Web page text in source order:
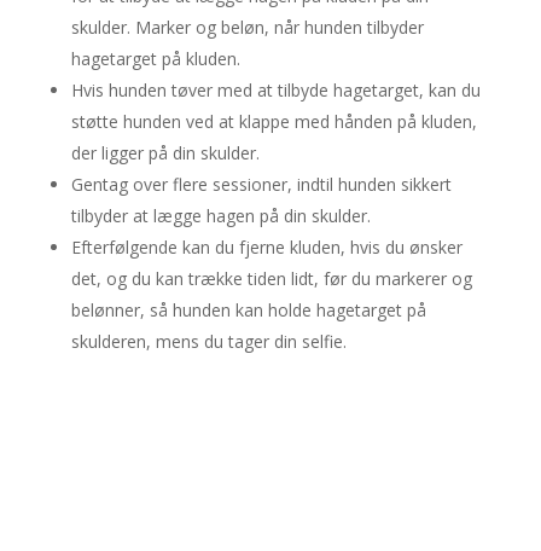
skulder. Marker og beløn, når hunden tilbyder
hagetarget på kluden.
Hvis hunden tøver med at tilbyde hagetarget, kan du
støtte hunden ved at klappe med hånden på kluden,
der ligger på din skulder.
Gentag over flere sessioner, indtil hunden sikkert
tilbyder at lægge hagen på din skulder.
Efterfølgende kan du fjerne kluden, hvis du ønsker
det, og du kan trække tiden lidt, før du markerer og
belønner, så hunden kan holde hagetarget på
skulderen, mens du tager din selfie.